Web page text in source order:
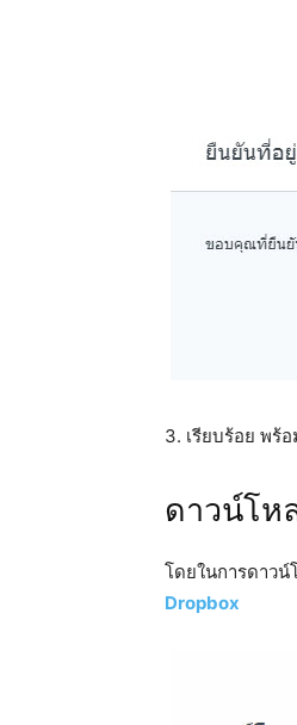
3. เรียบร้อย พร้
ดาวน์โห
โดยในการดาวน์
Dropbox